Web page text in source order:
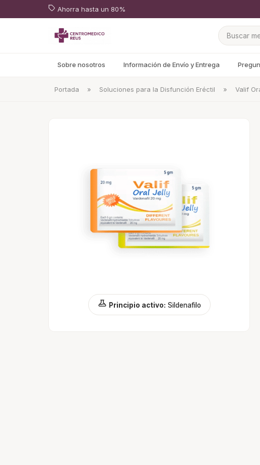
Ahorra hasta un 80%
Sobre nosotros Información de Envío y Entrega
Portada » Soluciones para la Disfunción Eréctil » Valif
Principio activo: Sildenafilo